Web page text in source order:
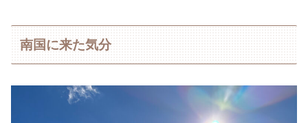
南国に来た気分